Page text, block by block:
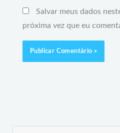
Salvar meus dados
próxima vez que eu